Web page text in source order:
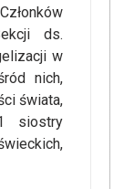
ds.
w
nich,
świata,
siostry